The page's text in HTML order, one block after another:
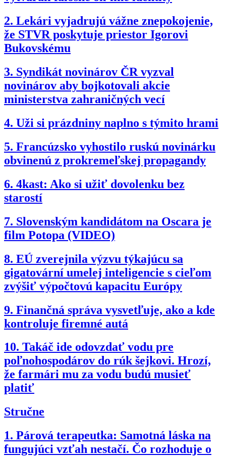
2. Lekári vyjadrujú vážne znepokojenie,
že STVR poskytuje priestor Igorovi
Bukovskému
3. Syndikát novinárov ČR vyzval
novinárov aby bojkotovali akcie
ministerstva zahraničných vecí
4. Uži si prázdniny naplno s týmito hrami
5. Francúzsko vyhostilo ruskú novinárku
obvinenú z prokremeľskej propagandy
6. 4kast: Ako si užiť dovolenku bez
starostí
7. Slovenským kandidátom na Oscara je
film Potopa (VIDEO)
8. EÚ zverejnila výzvu týkajúcu sa
gigatovární umelej inteligencie s cieľom
zvýšiť výpočtovú kapacitu Európy
9. Finančná správa vysvetľuje, ako a kde
kontroluje firemné autá
10. Takáč ide odovzdať vodu pre
poľnohospodárov do rúk šejkovi. Hrozí,
že farmári mu za vodu budú musieť
platiť
Stručne
1. Párová terapeutka: Samotná láska na
fungujúci vzťah nestačí. Čo rozhoduje o